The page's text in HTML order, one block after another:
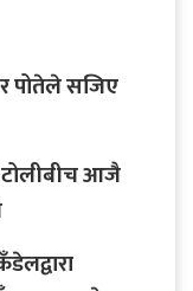
पोतेले सजिए
टोलीबीच आजै